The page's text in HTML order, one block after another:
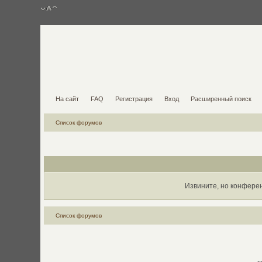
На сайт FAQ Регистрация Вход Расширенный поиск
Список форумов
Извините, но
Список форумов